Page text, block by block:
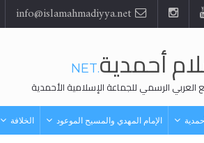
أحمدية.NET
العربي الرسمي للجماعة الإسلامية الأحمدية
الإمام المهدي والمسيح الموعود الخلافة